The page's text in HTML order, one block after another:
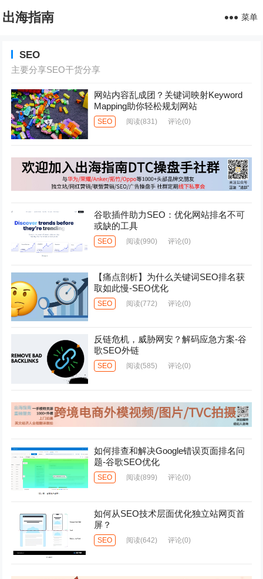
出海指南 菜单
SEO
主要分享SEO干货分享
网站内容乱成团？关键词映射Keyword
Mapping助你轻松规划网站
SEO 阅读(831) 评论(0)
谷歌插件助力SEO：优化网站排名不可
或缺的工具
SEO 阅读(990) 评论(0)
【痛点剖析】为什么关键词SEO排名获
取如此慢-SEO优化
SEO 阅读(772) 评论(0)
反链危机，威胁网安？解码应急方案-谷
歌SEO外链
SEO 阅读(585) 评论(0)
如何排查和解决Google错误页面排名问
题-谷歌SEO优化
SEO 阅读(899) 评论(0)
如何从SEO技术层面优化独立站网页首
屏？
SEO 阅读(642) 评论(0)